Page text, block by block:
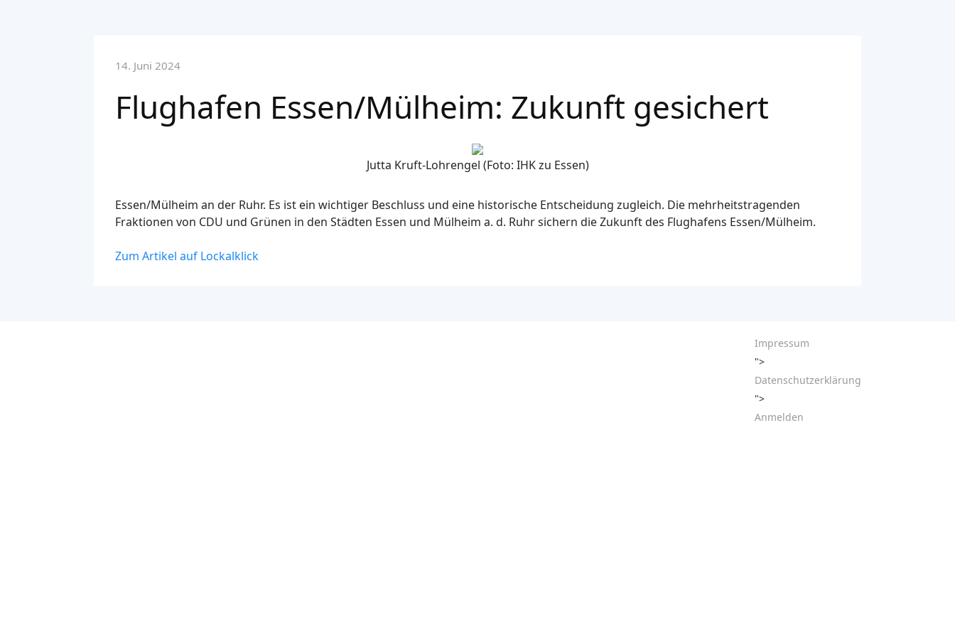
14. Juni 2024
Flughafen Essen/Mülheim: Zukunft gesichert
Jutta Kruft-Lohrengel (Foto: IHK zu Essen)
Essen/Mülheim an der Ruhr. Es ist ein wichtiger Beschluss und eine historische Entscheidung zugleich. Die mehrheitstragenden
Fraktionen von CDU und Grünen in den Städten Essen und Mülheim a. d. Ruhr sichern die Zukunft des Flughafens Essen/Mülheim.
Zum Artikel auf Lockalklick
Impressum
">
Datenschutzerklärung
">
Anmelden